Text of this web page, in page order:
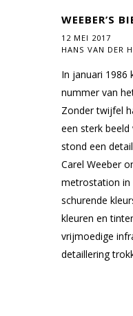
WEEBER’S
12 MEI 2017
HANS VAN DER
In januari 1986
nummer van
Zonder twijfel
een sterk
stond een
Carel Weeber
metrostation in
schurende
kleuren en
vrijmoedige
detaillering